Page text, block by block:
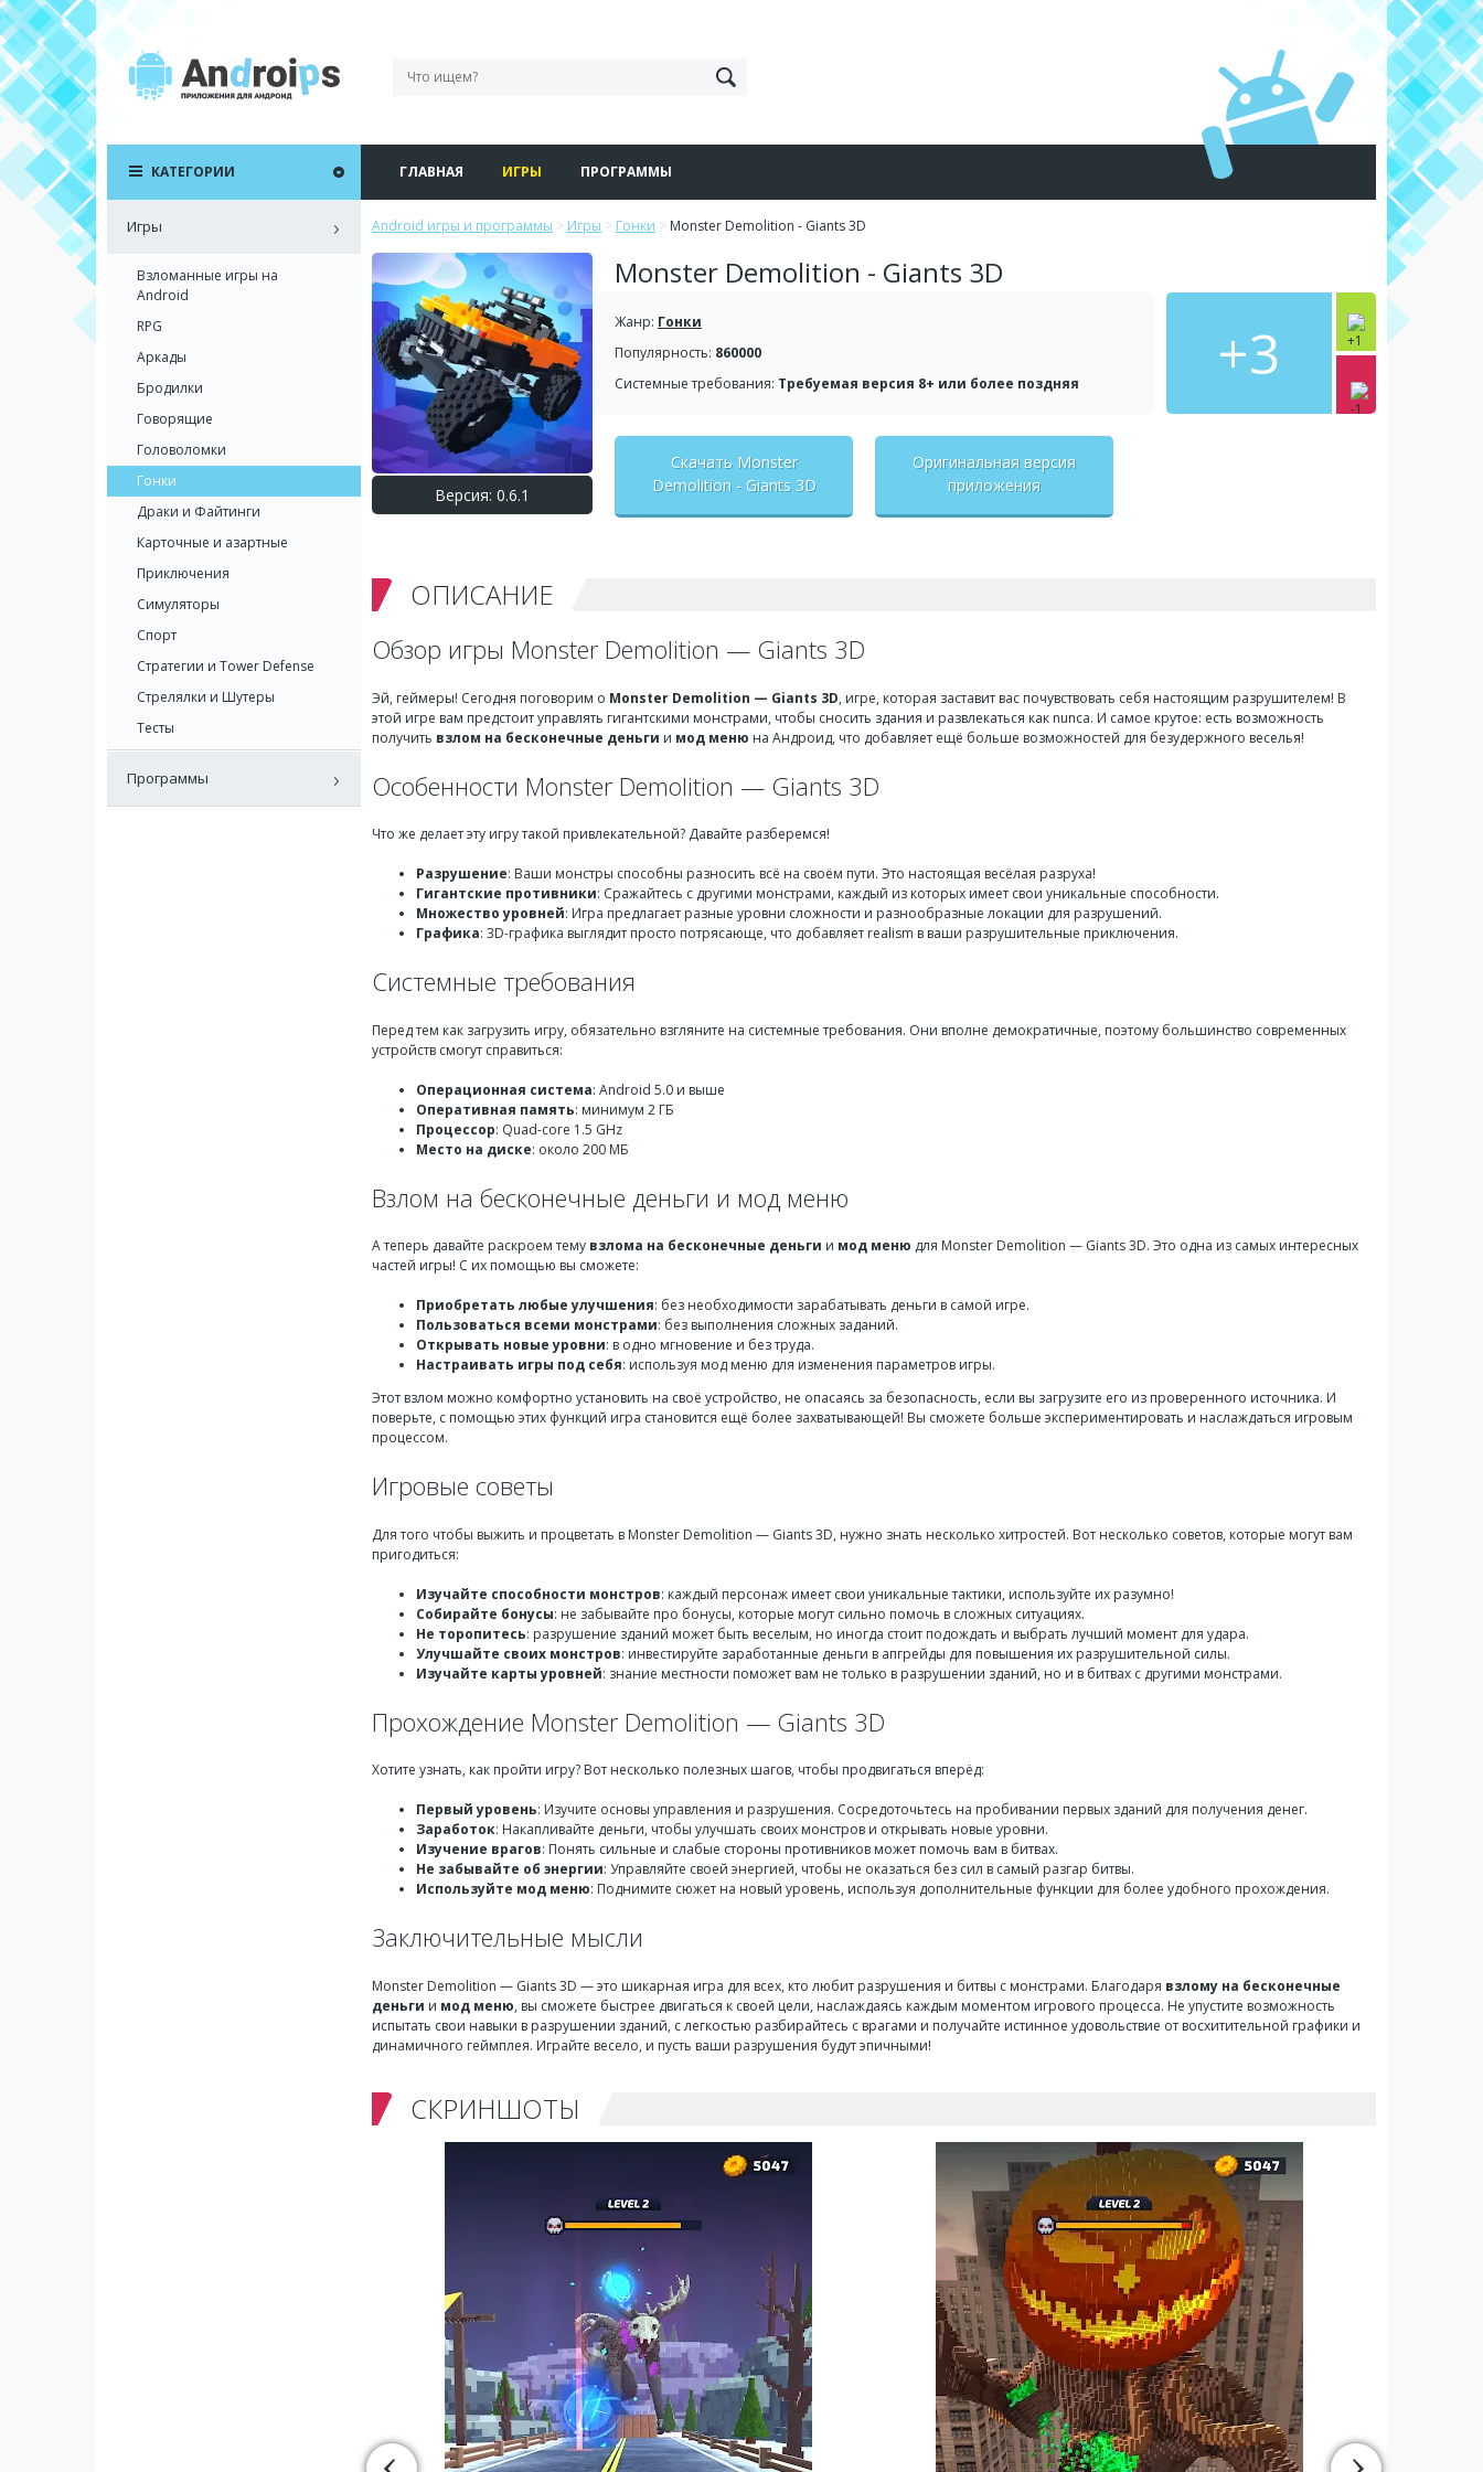
ГЛАВНАЯ ИГРЫ ПРОГРАММЫ
Android игры и программы > Игры > Гонки > Monster Demolition - Giants 3D
Версия: 0.6.1
Monster Demolition - Giants 3D
+3
Жанр: Гонки
Популярность: 860000
Системные требования: Требуемая версия 8+ или более поздняя
Скачать Monster
Demolition - Giants 3D
Оригинальная версия
приложения
ОПИСАНИЕ
Обзор игры Monster Demolition — Giants 3D
Эй, геймеры! Сегодня поговорим о Monster Demolition — Giants 3D, игре, которая заставит вас почувствовать себя настоящим разрушителем! В
этой игре вам предстоит управлять гигантскими монстрами, чтобы сносить здания и развлекаться как nunca. И самое крутое: есть возможность
получить взлом на бесконечные деньги и мод меню на Андроид, что добавляет ещё больше возможностей для безудержного веселья!
Особенности Monster Demolition — Giants 3D
Что же делает эту игру такой привлекательной? Давайте разберемся!
Разрушение: Ваши монстры способны разносить всё на своём пути. Это настоящая весёлая разруха!
Гигантские противники: Сражайтесь с другими монстрами, каждый из которых имеет свои уникальные способности.
Множество уровней: Игра предлагает разные уровни сложности и разнообразные локации для разрушений.
Графика: 3D-графика выглядит просто потрясающе, что добавляет realism в ваши разрушительные приключения.
Системные требования
Перед тем как загрузить игру, обязательно взгляните на системные требования. Они вполне демократичные, поэтому большинство современных
устройств смогут справиться:
Операционная система: Android 5.0 и выше
Оперативная память: минимум 2 ГБ
Процессор: Quad-core 1.5 GHz
Место на диске: около 200 МБ
Взлом на бесконечные деньги и мод меню
А теперь давайте раскроем тему взлома на бесконечные деньги и мод меню для Monster Demolition — Giants 3D. Это одна из самых интересных
частей игры! С их помощью вы сможете:
Приобретать любые улучшения: без необходимости зарабатывать деньги в самой игре.
Пользоваться всеми монстрами: без выполнения сложных заданий.
Открывать новые уровни: в одно мгновение и без труда.
Настраивать игры под себя: используя мод меню для изменения параметров игры.
Этот взлом можно комфортно установить на своё устройство, не опасаясь за безопасность, если вы загрузите его из проверенного источника. И
поверьте, с помощью этих функций игра становится ещё более захватывающей! Вы сможете больше экспериментировать и наслаждаться игровым
процессом.
Игровые советы
Для того чтобы выжить и процветать в Monster Demolition — Giants 3D, нужно знать несколько хитростей. Вот несколько советов, которые могут вам
пригодиться:
Изучайте способности монстров: каждый персонаж имеет свои уникальные тактики, используйте их разумно!
Собирайте бонусы: не забывайте про бонусы, которые могут сильно помочь в сложных ситуациях.
Не торопитесь: разрушение зданий может быть веселым, но иногда стоит подождать и выбрать лучший момент для удара.
Улучшайте своих монстров: инвестируйте заработанные деньги в апгрейды для повышения их разрушительной силы.
Изучайте карты уровней: знание местности поможет вам не только в разрушении зданий, но и в битвах с другими монстрами.
Прохождение Monster Demolition — Giants 3D
Хотите узнать, как пройти игру? Вот несколько полезных шагов, чтобы продвигаться вперёд:
Первый уровень: Изучите основы управления и разрушения. Сосредоточьтесь на пробивании первых зданий для получения денег.
Заработок: Накапливайте деньги, чтобы улучшать своих монстров и открывать новые уровни.
Изучение врагов: Понять сильные и слабые стороны противников может помочь вам в битвах.
Не забывайте об энергии: Управляйте своей энергией, чтобы не оказаться без сил в самый разгар битвы.
Используйте мод меню: Поднимите сюжет на новый уровень, используя дополнительные функции для более удобного прохождения.
Заключительные мысли
Monster Demolition — Giants 3D — это шикарная игра для всех, кто любит разрушения и битвы с монстрами. Благодаря взлому на бесконечные
деньги и мод меню, вы сможете быстрее двигаться к своей цели, наслаждаясь каждым моментом игрового процесса. Не упустите возможность
испытать свои навыки в разрушении зданий, с легкостью разбирайтесь с врагами и получайте истинное удовольствие от восхитительной графики и
динамичного геймплея. Играйте весело, и пусть ваши разрушения будут эпичными!
СКРИНШОТЫ
КАТЕГОРИИ
Игры
Взломанные игры на
Android
RPG
Аркады
Бродилки
Говорящие
Головоломки
Гонки
Драки и Файтинги
Карточные и азартные
Приключения
Симуляторы
Спорт
Стратегии и Tower Defense
Стрелялки и Шутеры
Тесты
Программы